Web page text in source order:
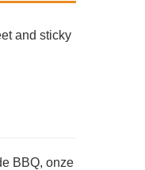
and sticky
BBQ, onze